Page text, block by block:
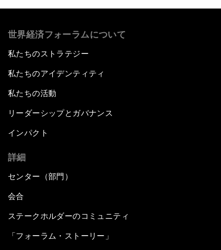
世界経済フォーラムについて
私たちのストラテジー
私たちのアイデンティティ
私たちの活動
リーダーシップとガバナンス
インパクト
詳細
センター（部門）
会合
ステークホルダーのコミュニティ
「フォーラム・ストーリー」